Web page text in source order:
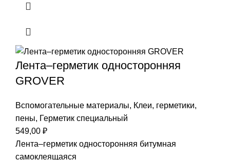
Лента–герметик односторонняя
GROVER
Вспомогательные материалы, Клеи, герметики,
пены, Герметик специальный
549,00 ₽
Лента–герметик односторонняя битумная
самоклеящаяся